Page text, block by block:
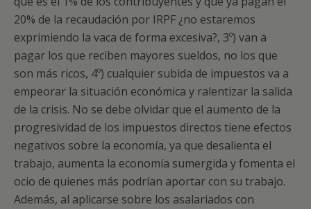
20% de la recaudación por IRPF ¿no estaremos
exprimiendo la vaca de forma excesiva?, 3º) van a
pagar los que reciben mayores sueldos, no los que
son más ricos, 4º) cualquier subida de impuestos va a
empeorar la situación económica y ralentizar la salida
de la crisis. No se debe olvidar que el aumento de la
progresividad de los impuestos directos tiene efectos
negativos sobre la economía, ya que desalienta el
trabajo, aumenta la economía sumergida y fomenta el
ocio de quienes más podrían aportar con su trabajo.
Además, al aplicarse sobre los asalariados con